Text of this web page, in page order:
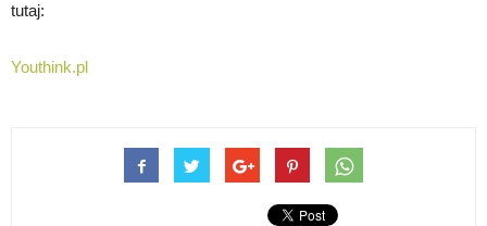
tutaj:
Youthink.pl